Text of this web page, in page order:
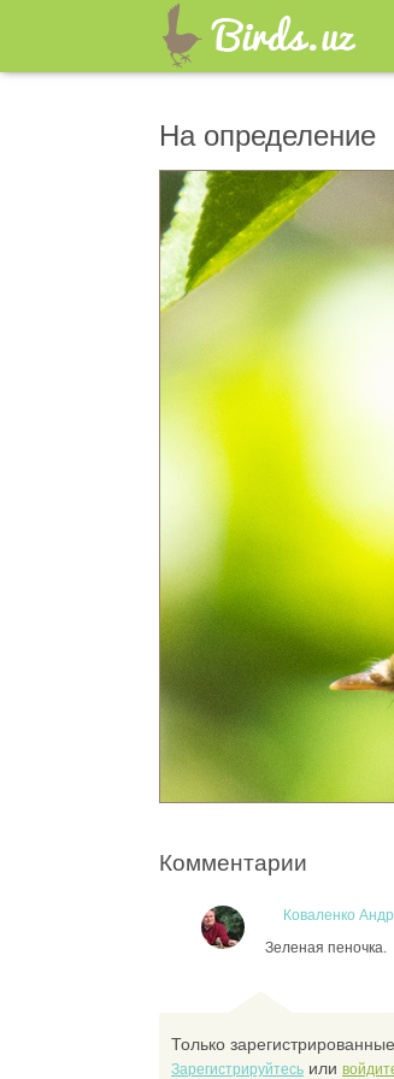
На определение
Комментарии
Коваленко
Зеленая пеночка.
Только
Зарегистрируйтесь или